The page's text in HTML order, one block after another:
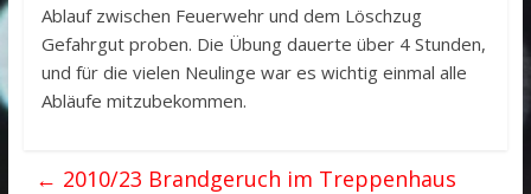
Ablauf zwischen Feuerwehr und dem Löschzug
Gefahrgut proben. Die Übung dauerte über 4 Stunden,
und für die vielen Neulinge war es wichtig einmal alle
Abläufe mitzubekommen.
← 2010/23 Brandgeruch im Treppenhaus